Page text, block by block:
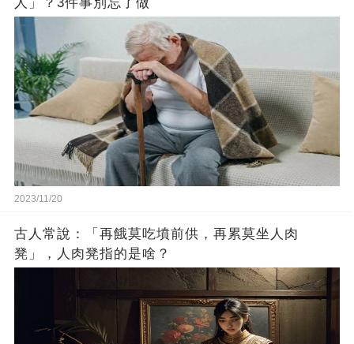
2023/11/20
古人常說：「再餓莫吃墳前供，再累莫坐人肉
凳」，人肉凳指的是啥？